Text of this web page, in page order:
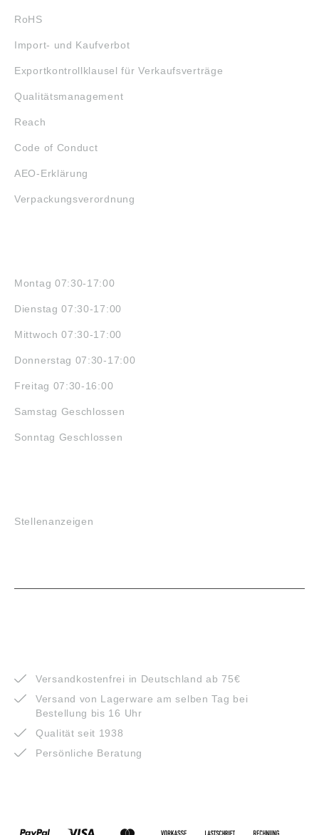
RoHS
Import- und Kaufverbot
Exportkontrollklausel für Verkaufsverträge
Qualitätsmanagement
Reach
Code of Conduct
AEO-Erklärung
Verpackungsverordnung
Montag 07:30-17:00
Dienstag 07:30-17:00
Mittwoch 07:30-17:00
Donnerstag 07:30-17:00
Freitag 07:30-16:00
Samstag Geschlossen
Sonntag Geschlossen
Stellenanzeigen
Versandkostenfrei in Deutschland ab 75€
Versand von Lagerware am selben Tag bei
Bestellung bis 16 Uhr
Qualität seit 1938
Persönliche Beratung